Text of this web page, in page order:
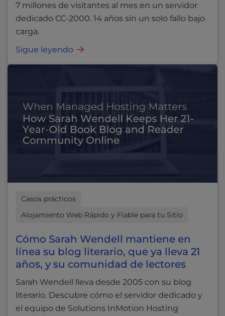
7 millones de visitantes al mes en un servidor
dedicado CC-2000. 14 años sin un solo fallo bajo
carga.
Sigue leyendo
Casos prácticos
Alojamiento Web Rápido y Fiable para tu Sitio
Cómo Sarah Wendell mantiene en
línea su blog literario, que ya lleva 21
años, y su comunidad de lectores
Sarah Wendell lleva desde 2005 con su blog
literario. Descubre cómo el servidor dedicado y
el equipo de Solutions InMotion Hosting